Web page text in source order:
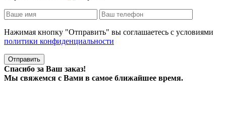
Нажимая кнопку "Отправить" вы соглашаетесь с условиями
политики конфиденциальности
Отправить
Спасибо за Ваш заказ!
Мы свяжемся с Вами в самое ближайшее время.